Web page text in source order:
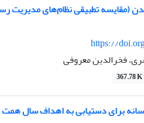
(مقایسه تطبیقی نظام‌های مدیریت
https://
فخرالدین معروفی
367.78 K
برای دستیابی به اهداف سال